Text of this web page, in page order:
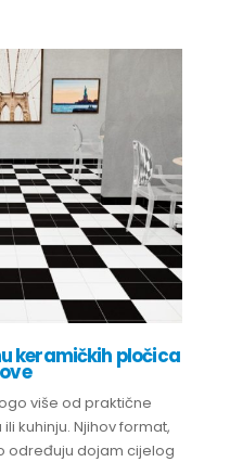
keramičkih pločica
više od praktične
kuhinju. Njihov format,
određuju dojam cijelog